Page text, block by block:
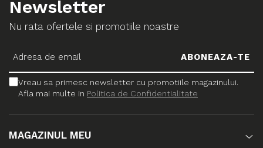
Newsletter
Nu rata ofertele si promotiile noastre
Vreau sa primesc newsletter cu promotiile magazinului.
Afla mai multe in Politica de Confidentialitate
MAGAZINUL MEU